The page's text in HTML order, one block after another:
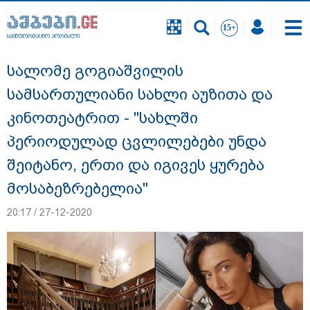
საინფორმაციო პორტალი
"სანაპირო რაიონებში მოსალოდნელია
წვიმა" - გარემოს ეროვნული სააგენტოს
გაფრთხილება: რომელ რეგიონებში უნდა
ველოდოთ ელჭექს, სეტყვასა და ქარის
საინფორმაციო პორტალი
სალომე გოგიაშვილის
სამსართულიანი სახლი აუზითა და
კინოთეატრით - "სახლში
პერიოდულად ცვლილებები უნდა
შეიტანო, ერთი და იგივეს ყურება
მოსაბეზრებელია"
20:17 / 27-12-2020